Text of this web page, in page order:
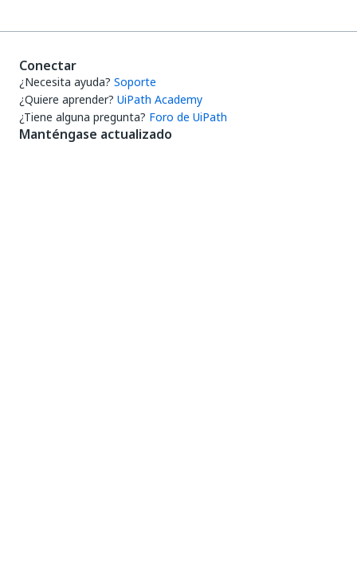
Conectar
¿Necesita ayuda? Soporte
¿Quiere aprender? UiPath Academy
¿Tiene alguna pregunta? Foro de UiPath
Manténgase actualizado